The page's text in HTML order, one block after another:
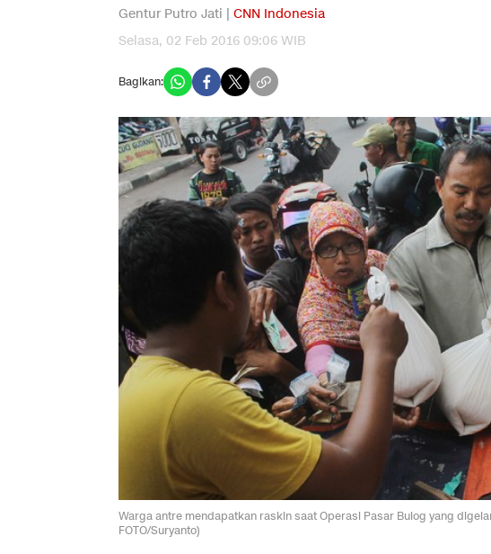
Gentur Putro Jati | CNN Indonesia
Selasa, 02 Feb 2016 09:06 WIB
Bagikan:
Warga antre mendapatkan raskin saat Operasi Pasar Bulog yang
FOTO/Suryanto)